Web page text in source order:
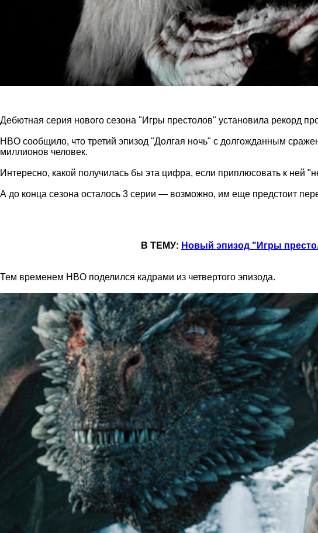
Дебютная серия нового сезона "Игры престолов" установила рекорд
HBO сообщило, что третий эпизод "Долгая ночь" с долгожданным
миллионов человек.
Интересно, какой получилась бы эта цифра, если приплюсовать к ней
А до конца сезона осталось 3 серии — возможно, им еще предстоит
В ТЕМУ: Новый эпизод "Игры
Тем временем HBO поделился кадрами из четвертого эпизода.